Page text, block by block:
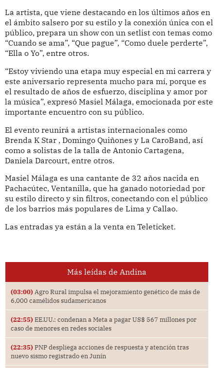
La artista, que viene destacando en los últimos años en
el ámbito salsero por su estilo y la conexión única con el
público, prepara un show con un setlist con temas como
“Cuando se ama”, “Que pague”, “Como duele perderte”,
“Ella o Yo”, entre otros.
“Estoy viviendo una etapa muy especial en mi carrera y
este aniversario representa mucho para mí, porque es
el resultado de años de esfuerzo, disciplina y amor por
la música”, expresó Masiel Málaga, emocionada por este
importante encuentro con su público.
El evento reunirá a artistas internacionales como
Brenda K Star , Domingo Quiñones y La CaroBand, así
como a solistas de la talla de Antonio Cartagena,
Daniela Darcourt, entre otros.
Masiel Málaga es una cantante de 32 años nacida en
Pachacútec, Ventanilla, que ha ganado notoriedad por
su estilo directo y sin filtros, conectando con el público
de los barrios más populares de Lima y Callao.
Las entradas ya están a la venta en Teleticket.
Más leídas de Andina
(03:00) Agro Rural impulsa el mejoramiento genético de más de
6,000 camélidos sudamericanos
(22:55) EE.UU.: condenan a Meta a pagar US$ 567 millones por
caso de menores en redes sociales
(22:35) PNP despliega acciones de respuesta y atención tras
nuevo sismo registrado en Junín